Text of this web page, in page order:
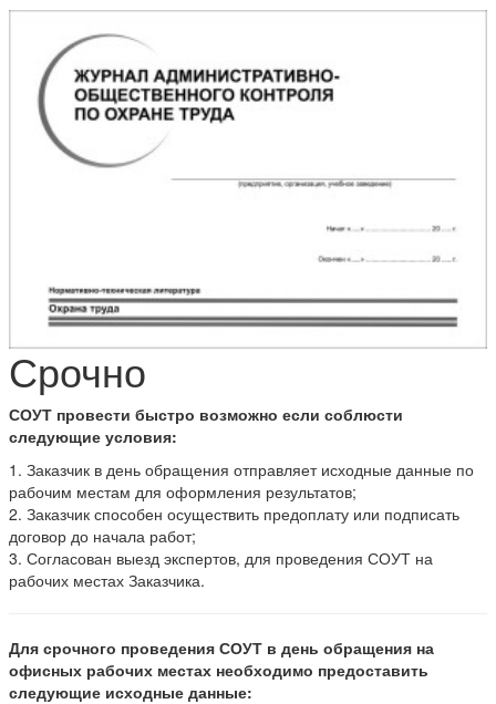
Срочно
СОУТ провести быстро возможно если соблюсти
следующие условия:
1. Заказчик в день обращения отправляет исходные данные по
рабочим местам для оформления результатов;
2. Заказчик способен осуществить предоплату или подписать
договор до начала работ;
3. Согласован выезд экспертов, для проведения СОУТ на
рабочих местах Заказчика.
Для срочного проведения СОУТ в день обращения на
офисных рабочих местах необходимо предоставить
следующие исходные данные: